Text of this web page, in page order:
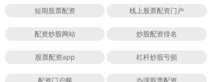
短期股票配资 线上股票配资门户
配资炒股网站 炒股配资排名
股票配资app 杠杆炒股亏损